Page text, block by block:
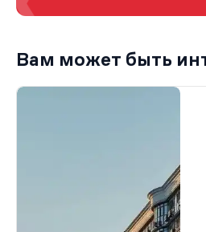
Вам может быть